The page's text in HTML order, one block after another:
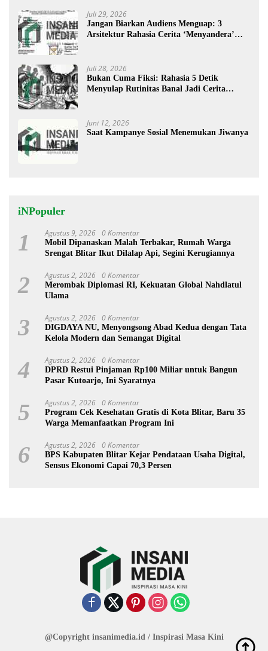
Juli 29, 2026
Jangan Biarkan Audiens Menguap: 3
Arsitektur Rahasia Cerita ‘Menyandera’
Juli 28, 2026
Bukan Cuma Fiksi: Rahasia 5 Detik
Menyulap Rutinitas Banal Jadi Cerita
Juni 12, 2026
Saat Kampanye Sosial Menemukan Jiwanya
iNPopuler
1 Agustus 9, 2026 0 Komentar
Mobil Dipanaskan Malah Terbakar, Rumah Warga
Srengat Blitar Ikut Dilalap Api, Segini Kerugiannya
2 Agustus 2, 2026 0 Komentar
Merombak Diplomasi RI, Kekuatan Global Nahdlatul
Ulama
3 Agustus 2, 2026 0 Komentar
DIGDAYA NU, Menyongsong Abad Kedua dengan Tata
Kelola Modern dan Semangat Digital
4 Agustus 2, 2026 0 Komentar
DPRD Restui Pinjaman Rp100 Miliar untuk Bangun
Pasar Kutoarjo, Ini Syaratnya
5 Agustus 2, 2026 0 Komentar
Program Cek Kesehatan Gratis di Kota Blitar, Baru 35
Warga Memanfaatkan Program Ini
6 Agustus 2, 2026 0 Komentar
BPS Kabupaten Blitar Kejar Pendataan Usaha Digital,
Sensus Ekonomi Capai 70,3 Persen
@Copyright insanimedia.id / Inspirasi Masa Kini